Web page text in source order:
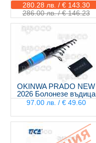
280.28 лв. / € 143.30
286.00 лв. / € 146.23
OKINWA PRADO NEW
2026 Болонезе въдица
97.00 лв. / € 49.60